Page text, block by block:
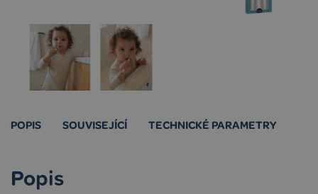
POPIS SOUVISEJÍCÍ TECHNICKÉ PARAMETRY
Popis